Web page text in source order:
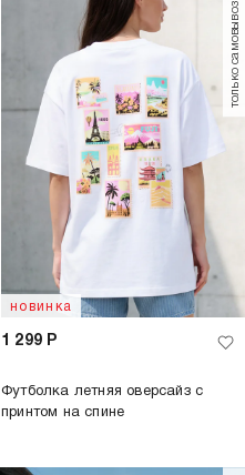
новинка
только самовывоз
1 299 Р
Футболка летняя оверсайз с
принтом на спине